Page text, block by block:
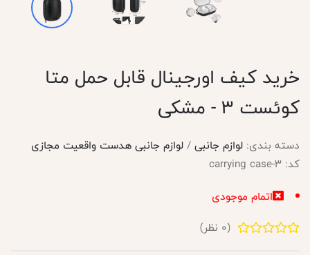
خرید کیف اورجینال قابل حمل متا
کوئست 3 - مشکی
دسته بندی: لوازم جانبی/لوازم جانبی هدست واقعیت مجازی
کد: carrying case-3
اتمام موجودی
(
0 نظر)